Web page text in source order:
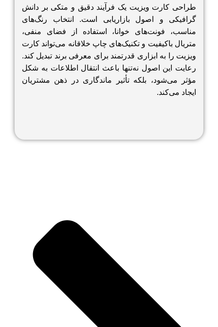
طراحی کارت ویزیت یک فرآیند دقیق و متکی بر دانش
گرافیکی و اصول بازاریابی است. انتخاب رنگ‌های
مناسب، فونت‌های خوانا، استفاده از فضای منفی،
متریال باکیفیت و تکنیک‌های چاپ خلاقانه می‌تواند کارت
ویزیت را به ابزاری قدرتمند برای معرفی برند تبدیل کند.
رعایت این اصول نه‌تنها باعث انتقال اطلاعات به شکل
مؤثر می‌شود، بلکه تأثیر ماندگاری در ذهن مشتریان
ایجاد می‌کند.